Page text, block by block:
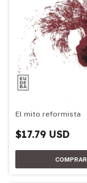
El mito reformista
$17.79 USD